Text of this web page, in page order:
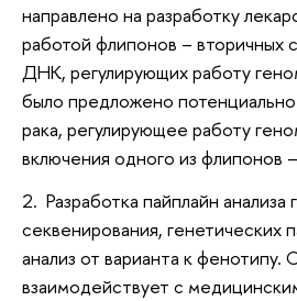
направлено на разработку
работой флипонов – вторичных
ДНК, регулирующих работу
было предложено
рака, регулирующее работу
включения одного из флипонов
2. Разработка пайплайн
секвенирования, генетических
анализ от варианта к
взаимодействует с